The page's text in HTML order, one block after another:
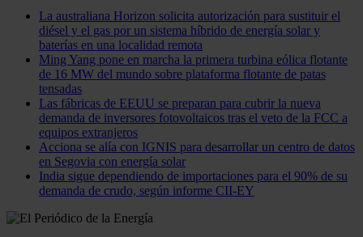
La australiana Horizon solicita autorización para sustituir el
diésel y el gas por un sistema híbrido de energía solar y
baterías en una localidad remota
Ming Yang pone en marcha la primera turbina eólica flotante
de 16 MW del mundo sobre plataforma flotante de patas
tensadas
Las fábricas de EEUU se preparan para cubrir la nueva
demanda de inversores fotovoltaicos tras el veto de la FCC a
equipos extranjeros
Acciona se alía con IGNIS para desarrollar un centro de datos
en Segovia con energía solar
India sigue dependiendo de importaciones para el 90% de su
demanda de crudo, según informe CII-EY